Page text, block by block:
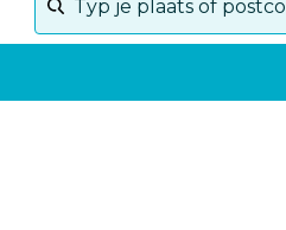
op
of